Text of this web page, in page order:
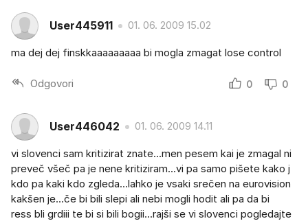
User445911 01. 06. 2009 15.02
ma dej dej finskkaaaaaaaaa bi mogla zmagat lose control
Odgovori 0 0
User446042 01. 06. 2009 14.11
vi slovenci sam kritizirat znate...men pesem kai je zmagal ni
preveč všeč pa je nene kritiziram...vi pa samo pišete kako j
kdo pa kaki kdo zgleda...lahko je vsaki srečen na eurovision
kakšen je...če bi bili slepi ali nebi mogli hodit ali pa da bi
ress bli grdiii te bi si bili bogii...rajši se vi slovenci pogledajte